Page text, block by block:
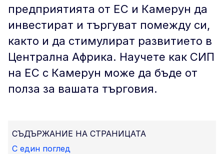
предприятията от ЕС и Камерун да
инвестират и търгуват помежду си,
както и да стимулират развитието в
Централна Африка. Научете как СИП
на ЕС с Камерун може да бъде от
полза за вашата търговия.
СЪДЪРЖАНИЕ НА СТРАНИЦАТА
С един поглед